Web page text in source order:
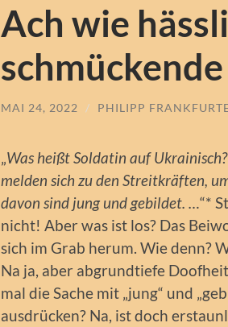
Ach wie
MAI 24, 2022 / PHILIPP
„Was heißt Soldatin auf
melden sich zu den Streitkräften,
davon sind jung und gebildet. …“*
nicht! Aber was ist los? Das
sich im Grab herum. Wie denn?
Na ja, aber abgrundtiefe
mal die Sache mit „jung“ und
ausdrücken? Na, ist doch